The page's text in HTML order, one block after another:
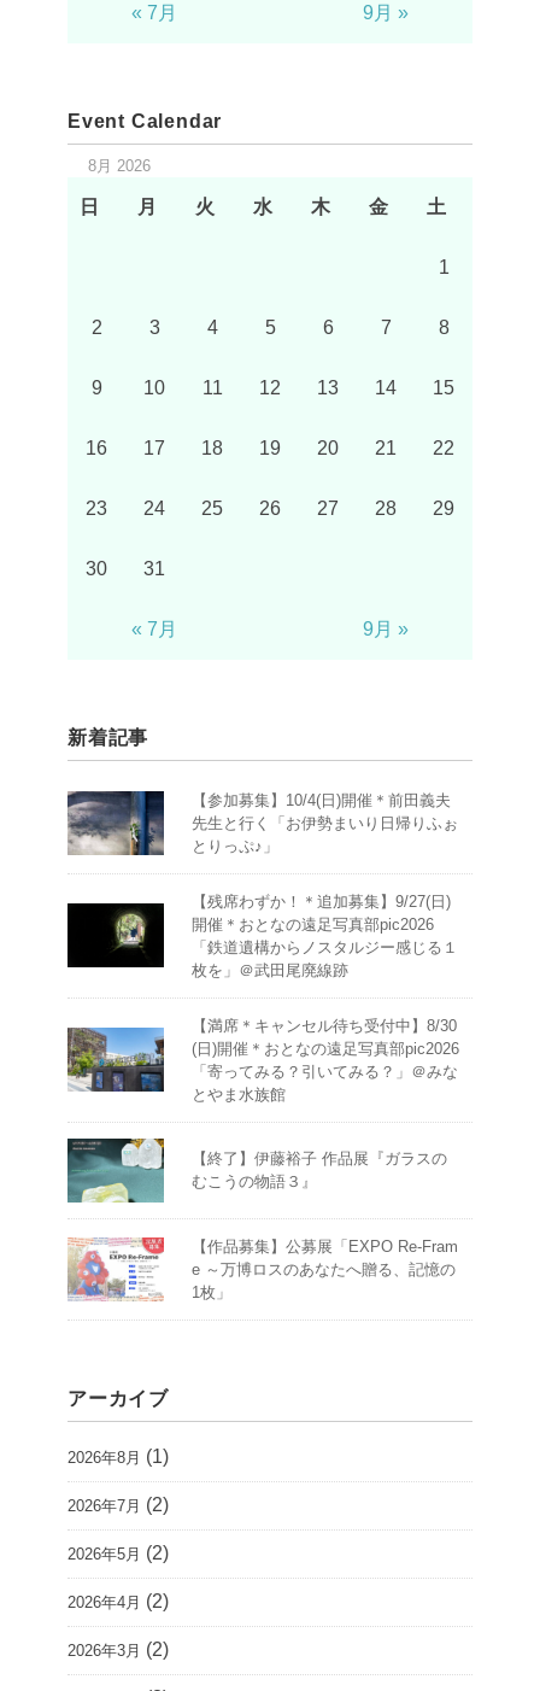
« 7月 9月 »
Event Calendar
8月 2026
日 月 火 水 木 金 土
1
2 3 4 5 6 7 8
9 10 11 12 13 14 15
16 17 18 19 20 21 22
23 24 25 26 27 28 29
30 31
« 7月 9月 »
新着記事
【参加募集】10/4(日)開催＊前田義夫
先生と行く「お伊勢まいり日帰りふぉ
とりっぷ♪」
【残席わずか！＊追加募集】9/27(日)
開催＊おとなの遠足写真部pic2026
「鉄道遺構からノスタルジー感じる１
枚を」＠武田尾廃線跡
【満席＊キャンセル待ち受付中】8/30
(日)開催＊おとなの遠足写真部pic2026
「寄ってみる？引いてみる？」＠みな
とやま水族館
【終了】伊藤裕子 作品展『ガラスの
むこうの物語３』
【作品募集】公募展「EXPO Re-Fram
e ～万博ロスのあなたへ贈る、記憶の
1枚」
アーカイブ
2026年8月 (1)
2026年7月 (2)
2026年5月 (2)
2026年4月 (2)
2026年3月 (2)